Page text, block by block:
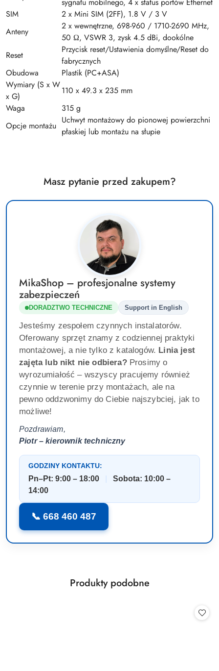
sygnału mobilnego, 4 x status portów Ethernet
SIM
2 x Mini SIM (2FF), 1.8 V / 3 V
Anteny
2 x wewnętrzne, 698-960 / 1710-2690 MHz,
50 Ω, VSWR 3, zysk 4.5 dBi, dookólne
Reset
Przycisk reset/Ustawienia domyślne/Reset do
fabrycznych
Obudowa
Plastik (PC+ASA)
Wymiary (S x W
x G)
110 x 49.3 x 235 mm
Waga
315 g
Opcje montażu
Uchwyt montażowy do pionowej powierzchni
płaskiej lub montażu na słupie
Masz pytanie przed zakupem?
MikaShop – profesjonalne systemy
zabezpieczeń
DORADZTWO TECHNICZNE Support in English
Jesteśmy zespołem czynnych instalatorów.
Oferowany sprzęt znamy z codziennej praktyki
montażowej, a nie tylko z katalogów. Linia jest
zajęta lub nikt nie odbiera?Prosimy o
wyrozumiałość – wszyscy pracujemy również
czynnie w terenie przy montażach, ale na
pewno oddzwonimy do Ciebie najszybciej, jak to
możliwe!
Pozdrawiam,
Piotr – kierownik techniczny
GODZINY KONTAKTU:
Pn–Pt: 9:00 – 18:00
Sobota: 10:00 –
14:00
📞 668 460 487
Pomiń karuzelę produktów
Produkty
Produkty podobne